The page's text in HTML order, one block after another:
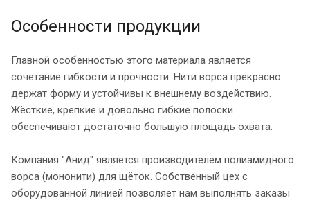
Особенности продукции
Главной особенностью этого материала является
сочетание гибкости и прочности. Нити ворса прекрасно
держат форму и устойчивы к внешнему воздействию.
Жёсткие, крепкие и довольно гибкие полоски
обеспечивают достаточно большую площадь охвата.
Компания "Анид" является производителем полиамидного
ворса (мононити) для щёток. Собственный цех с
оборудованной линией позволяет нам выполнять заказы